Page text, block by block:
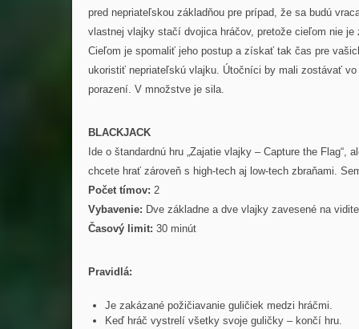
pred nepriateľskou základňou pre prípad, že sa budú
vlastnej vlajky stačí dvojica hráčov, pretože cieľom nie
Cieľom je spomaliť jeho postup a získať tak čas pre
ukoristiť nepriateľskú vlajku. Útočníci by mali zostávať
porazení. V množstve je sila.
BLACKJACK
Ide o štandardnú hru „Zajatie vlajky – Capture the
chcete hrať zároveň s high-tech aj low-tech zbraňami.
Počet tímov: 2
Vybavenie: Dve základne a dve vlajky zavesené na
Časový limit: 30 minút
Pravidlá:
Je zakázané požičiavanie guličiek medzi hráčmi.
Keď hráč vystrelí všetky svoje guličky – končí hru.